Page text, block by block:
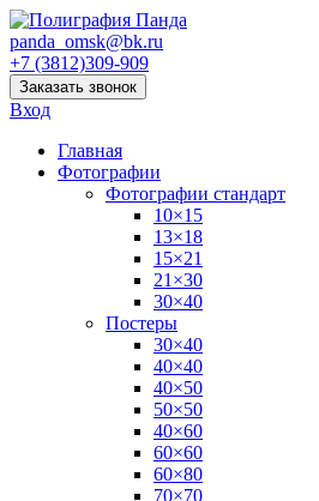
panda_omsk@bk.ru
+7 (3812)309-909
Заказать звонок
Вход
Главная
Фотографии
Фотографии стандарт
10×15
13×18
15×21
21×30
30×40
Постеры
30×40
40×40
40×50
50×50
40×60
60×60
60×80
70×70